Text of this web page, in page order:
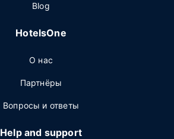
Blog
HotelsOne
О нас
Партнёры
Вопросы и ответы
Help and support